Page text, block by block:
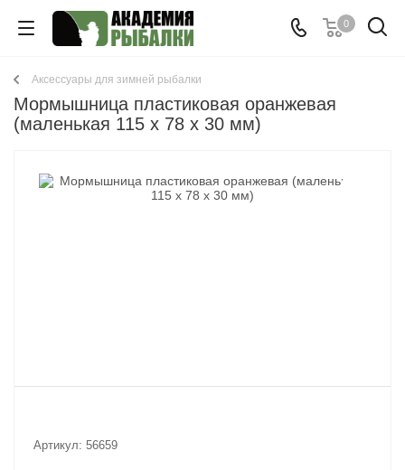
0
Аксессуары для зимней рыбалки
Мормышница пластиковая оранжевая
(маленькая 115 x 78 x 30 мм)
Артикул: 56659